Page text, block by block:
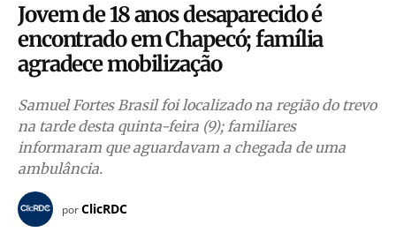
Jovem de 18 anos desaparecido é
encontrado em Chapecó; família
agradece mobilização
Samuel Fortes Brasil foi localizado na região do trevo
na tarde desta quinta-feira (9); familiares
informaram que aguardavam a chegada de uma
ambulância.
porClicRDC